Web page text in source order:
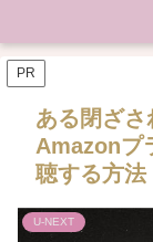
PR
ある閉ざ
Amazonプ
聴する方法
U-NEXT